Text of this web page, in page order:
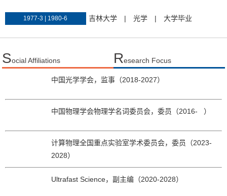
1977-3 | 1980-6 吉林大学 | 光学 | 大学毕业
Social Affiliations Research Focus
中国光学学会，监事（2018-2027）
中国物理学会物理学名词委员会，委员（2016- ）
计算物理全国重点实验室学术委员会，委员（2023-
2028）
Ultrafast Science，副主编（2020-2028）